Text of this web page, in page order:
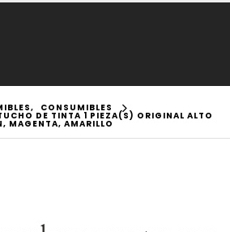
, CONSUMIBLES
DE TINTA 1 PIEZA(S) ORIGINAL ALTO
MAGENTA, AMARILLO